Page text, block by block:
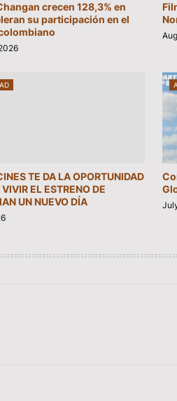
crecen 128,3% en
su participación en el
TE DA LA OPORTUNIDAD
EL ESTRENO DE
UN NUEVO DÍA